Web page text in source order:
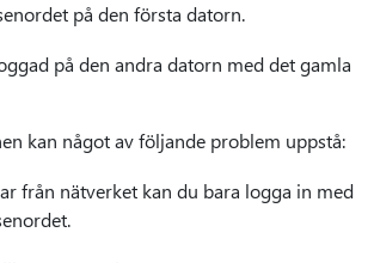
på den första datorn.
på den andra datorn med det gamla
kan något av följande problem uppstå:
från nätverket kan du bara logga in med